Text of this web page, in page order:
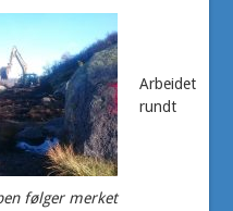
følger merket
Arbeidet
rundt